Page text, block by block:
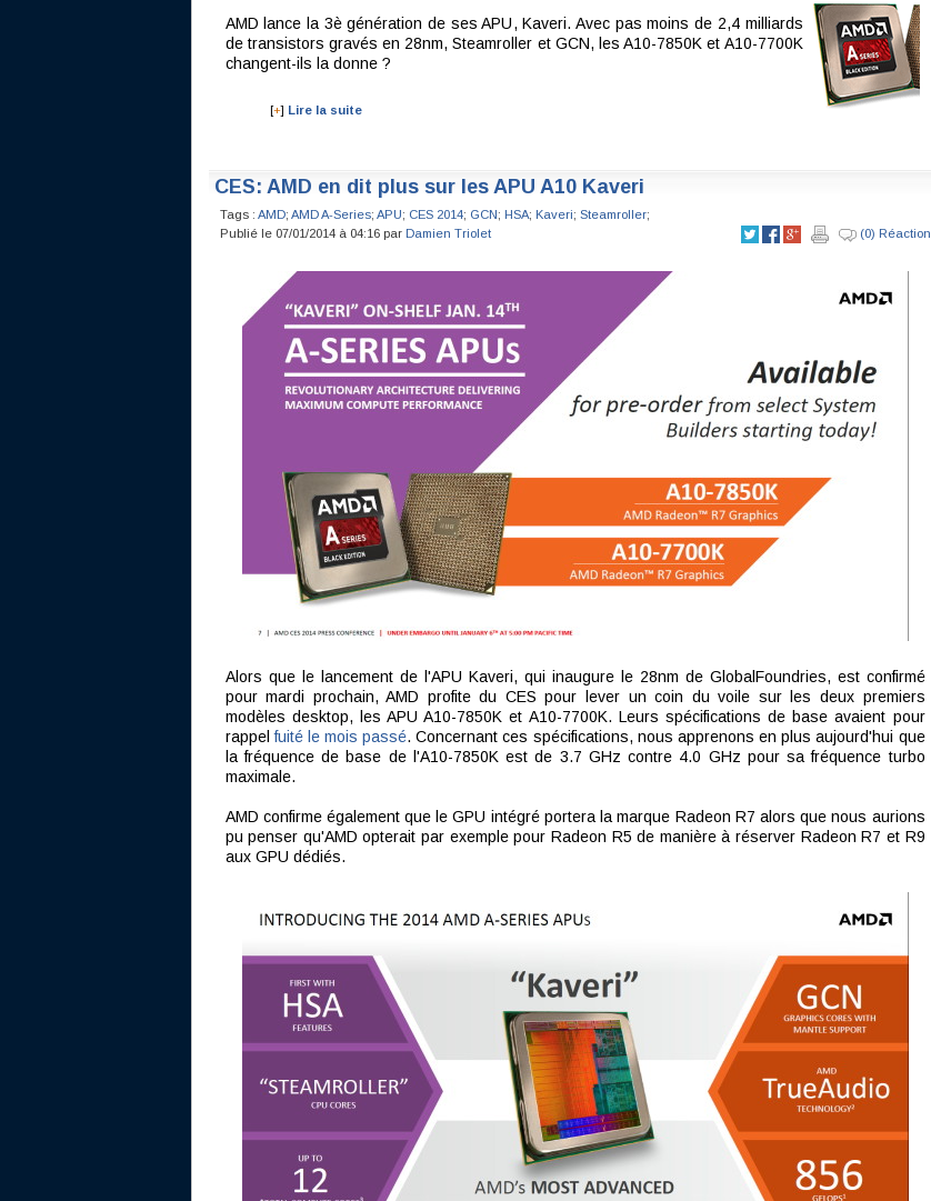
AMD lance la 3è génération de ses APU, Kaveri. Avec pas moins de 2,4 milliards
de transistors gravés en 28nm, Steamroller et GCN, les A10-7850K et A10-7700K
changent-ils la donne ?
[+] Lire la suite
CES: AMD en dit plus sur les APU A10 Kaveri
Tags : AMD; AMD A-Series; APU; CES 2014; GCN; HSA; Kaveri; Steamroller;
Publié le 07/01/2014 à 04:16 par Damien Triolet (0) Réaction
Alors que le lancement de l'APU Kaveri, qui inaugure le 28nm de GlobalFoundries, est confirmé
pour mardi prochain, AMD profite du CES pour lever un coin du voile sur les deux premiers
modèles desktop, les APU A10-7850K et A10-7700K. Leurs spécifications de base avaient pour
rappelfuité le mois passé. Concernant ces spécifications, nous apprenons en plus aujourd'hui que
la fréquence de base de l'A10-7850K est de 3.7 GHz contre 4.0 GHz pour sa fréquence turbo
maximale.
AMD confirme également que le GPU intégré portera la marque Radeon R7 alors que nous aurions
pu penser qu'AMD opterait par exemple pour Radeon R5 de manière à réserver Radeon R7 et R9
aux GPU dédiés.